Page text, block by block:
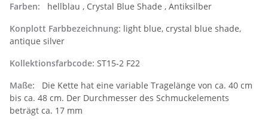
Farben:
hellblau , Crystal Blue Shade , Antiksilber
Konplott Farbbezeichnung: light blue, crystal blue shade,
antique silver
Kollektionsfarbcode: ST15-2 F22
Maße:
Die Kette hat eine variable Tragelänge von ca. 40 cm
bis ca. 48 cm. Der Durchmesser des Schmuckelements
beträgt ca. 17 mm